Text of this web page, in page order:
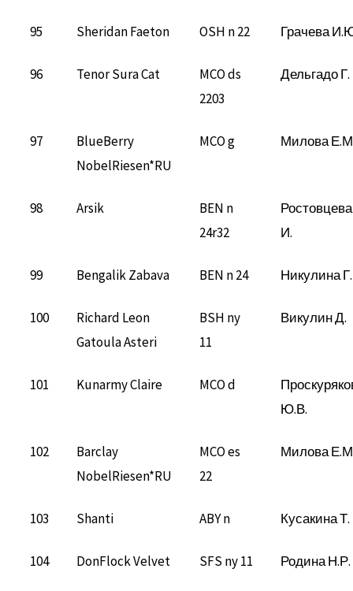
95 Sheridan Faeton OSH n 22 Грачева
96 Tenor Sura Cat
MCO ds
2203
Дельгадо Г.
97
BlueBerry
NobelRiesen*RU
MCO g Милова
98 Arsik
BEN n
24r32
Ростовцева
И.
99 Bengalik Zabava BEN n 24 Никулина Г.
100
Richard Leon
Gatoula Asteri
BSH ny
11
Викулин Д.
101 Kunarmy Claire MCO d
Ю.В.
102
Barclay
NobelRiesen*RU
MCO es
22
Милова
103 Shanti ABY n Кусакина Т.
104 DonFlock Velvet SFS ny 11 Родина Н.Р.